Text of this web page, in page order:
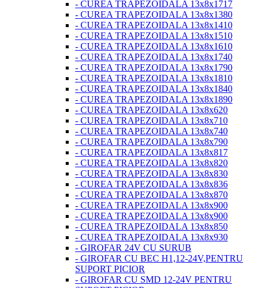
- CUREA TRAPEZOIDALA 13x8x1717
- CUREA TRAPEZOIDALA 13x8x1380
- CUREA TRAPEZOIDALA 13x8x1410
- CUREA TRAPEZOIDALA 13x8x1510
- CUREA TRAPEZOIDALA 13x8x1610
- CUREA TRAPEZOIDALA 13x8x1740
- CUREA TRAPEZOIDALA 13x8x1790
- CUREA TRAPEZOIDALA 13x8x1810
- CUREA TRAPEZOIDALA 13x8x1840
- CUREA TRAPEZOIDALA 13x8x1890
- CUREA TRAPEZOIDALA 13x8x620
- CUREA TRAPEZOIDALA 13x8x710
- CUREA TRAPEZOIDALA 13x8x740
- CUREA TRAPEZOIDALA 13x8x790
- CUREA TRAPEZOIDALA 13x8x817
- CUREA TRAPEZOIDALA 13x8x820
- CUREA TRAPEZOIDALA 13x8x830
- CUREA TRAPEZOIDALA 13x8x836
- CUREA TRAPEZOIDALA 13x8x870
- CUREA TRAPEZOIDALA 13x8x900
- CUREA TRAPEZOIDALA 13x8x900
- CUREA TRAPEZOIDALA 13x8x850
- CUREA TRAPEZOIDALA 13x8x930
- GIROFAR 24V CU SURUB
- GIROFAR CU BEC H1,12-24V,PENTRU
SUPORT PICIOR
- GIROFAR CU SMD 12-24V PENTRU